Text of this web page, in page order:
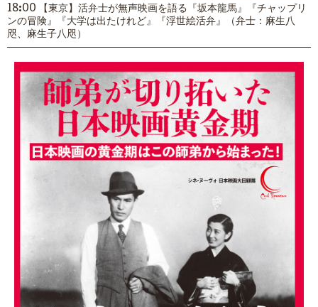
18:00 【東京】活弁士が無声映画を語る『坂本龍馬』『チャップリ
ンの冒険』『大学は出たけれど』『浮世絵活弁』（弁士：麻生八
咫、麻生子八咫）